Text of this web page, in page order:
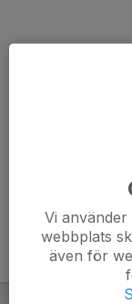
Vi
webbplats
även för